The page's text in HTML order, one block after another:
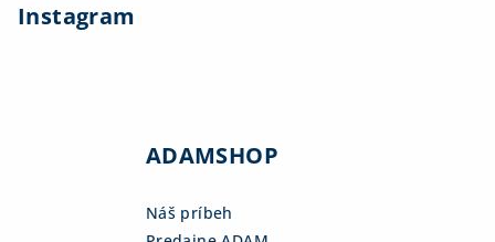
Instagram
ADAMSHOP
Náš príbeh